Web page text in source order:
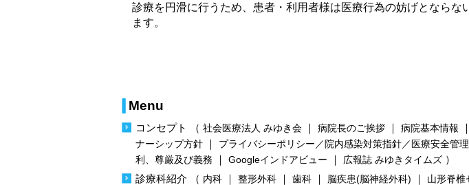
診療を円滑に行うため、患者・利用者様は医療行為の妨げとならな
ます。
Menu
コンセプト （ 社会医療法人 みゆき会 ｜ 病院長のご挨拶 ｜ 病院基本情報 ｜
ナーシップ方針 ｜ プライバシーポリシー／院内感染対策指針／医療安全管
利、尊厳及び義務
｜ Googleインドアビュー ｜ 広報誌 みゆきタイムズ ）
診療科紹介 （ 内科 ｜ 整形外科 ｜ 歯科 ｜ 脳疾患(脳神経外科) ｜ 山形脊椎